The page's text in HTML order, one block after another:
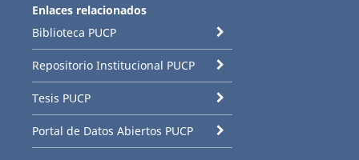
Enlaces relacionados
Biblioteca PUCP
Repositorio Institucional PUCP
Tesis PUCP
Portal de Datos Abiertos PUCP